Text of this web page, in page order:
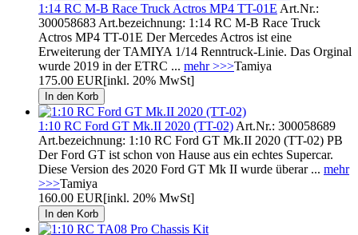
1:14 RC M-B Race Truck Actros MP4 TT-01E Art.Nr.:
300058683 Art.bezeichnung: 1:14 RC M-B Race Truck
Actros MP4 TT-01E Der Mercedes Actros ist eine
Erweiterung der TAMIYA 1/14 Renntruck-Linie. Das Orginal
wurde 2019 in der ETRC ... mehr >>>Tamiya
175.00 EUR[inkl. 20% MwSt]
1:10 RC Ford GT Mk.II 2020 (TT-02) Art.Nr.: 300058689
Art.bezeichnung: 1:10 RC Ford GT Mk.II 2020 (TT-02) PB
Der Ford GT ist schon von Hause aus ein echtes Supercar.
Diese Version des 2020 Ford GT Mk II wurde überar ... mehr
>>>Tamiya
160.00 EUR[inkl. 20% MwSt]